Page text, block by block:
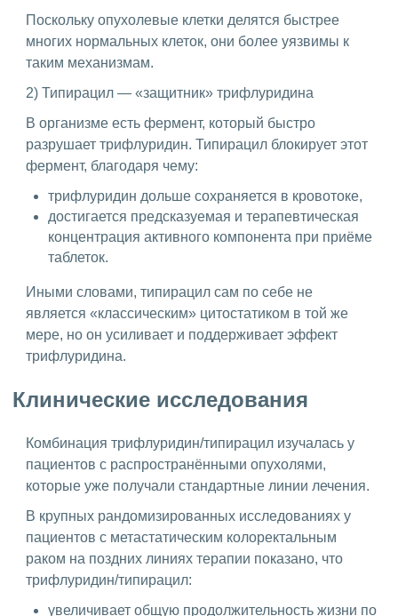
Поскольку опухолевые клетки делятся быстрее
многих нормальных клеток, они более уязвимы к
таким механизмам.
2) Типирацил — «защитник» трифлуридина
В организме есть фермент, который быстро
разрушает трифлуридин. Типирацил блокирует этот
фермент, благодаря чему:
трифлуридин дольше сохраняется в кровотоке,
достигается предсказуемая и терапевтическая
концентрация активного компонента при приёме
таблеток.
Иными словами, типирацил сам по себе не
является «классическим» цитостатиком в той же
мере, но он усиливает и поддерживает эффект
трифлуридина.
Клинические исследования
Комбинация трифлуридин/типирацил изучалась у
пациентов с распространёнными опухолями,
которые уже получали стандартные линии лечения.
В крупных рандомизированных исследованиях у
пациентов с метастатическим колоректальным
раком на поздних линиях терапии показано, что
трифлуридин/типирацил:
увеличивает общую продолжительность жизни по